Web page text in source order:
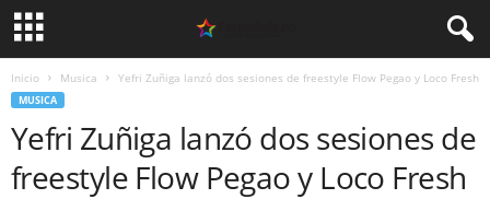
Inicio Musica Yefri Zuñiga lanzó dos sesiones de freestyle Flow Pegao y Loco Fresh
MUSICA
Yefri Zuñiga lanzó dos sesiones de
freestyle Flow Pegao y Loco Fresh